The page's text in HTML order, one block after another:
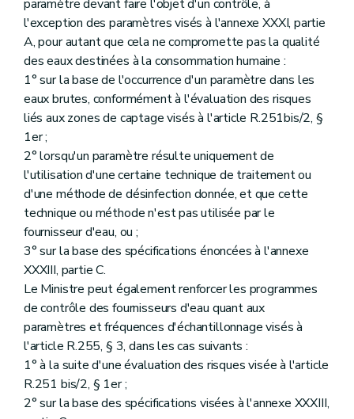
paramètre devant faire l'objet d'un contrôle, à
l'exception des paramètres visés à l'annexe XXXI, partie
A, pour autant que cela ne compromette pas la qualité
des eaux destinées à la consommation humaine :
1° sur la base de l'occurrence d'un paramètre dans les
eaux brutes, conformément à l'évaluation des risques
liés aux zones de captage visés à l'article R.251bis/2, §
1er ;
2° lorsqu'un paramètre résulte uniquement de
l'utilisation d'une certaine technique de traitement ou
d'une méthode de désinfection donnée, et que cette
technique ou méthode n'est pas utilisée par le
fournisseur d'eau, ou ;
3° sur la base des spécifications énoncées à l'annexe
XXXIII, partie C.
Le Ministre peut également renforcer les programmes
de contrôle des fournisseurs d'eau quant aux
paramètres et fréquences d'échantillonnage visés à
l'article R.255, § 3, dans les cas suivants :
1° à la suite d'une évaluation des risques visée à l'article
R.251 bis/2, § 1er ;
2° sur la base des spécifications visées à l'annexe XXXIII,